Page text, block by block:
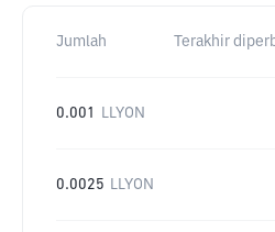
Jumlah Terakhir
0.001 LLYON
0.0025 LLYON